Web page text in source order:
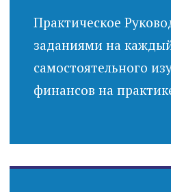
Практическое
заданиями на
самостоятельного
финансов на